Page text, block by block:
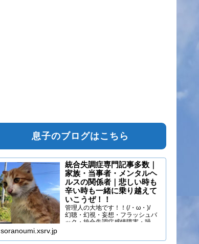
息子のブログはこちら
統合失調症専門記事多数｜
家族・当事者・メンタルヘ
ルスの関係者｜悲しい時も
辛い時も一緒に乗り越えて
いこうぜ！！
管理人の大地です！！(/・ω・)/
幻聴・幻視・妄想・フラッシュバ
ック・統合失調症感情障害・躁う
soranoumi.xsrv.jp